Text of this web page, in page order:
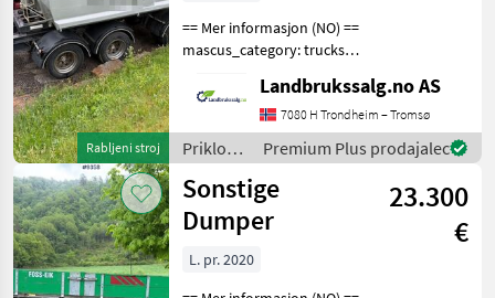
Rabljeni stroj
== Mer informasjon (NO) ==
mascus_category: trucks
provide reference number
upon request: 9403 See
en.landbrukssalg.no/9403
for more images
Landbrukssalg.no AS
7080 H Trondheim – Tromsø
Priklopniki
/
Sonstige
Premium Plus prodajalec
Sonstige
Dumper
23.300
€
L. pr. 2020